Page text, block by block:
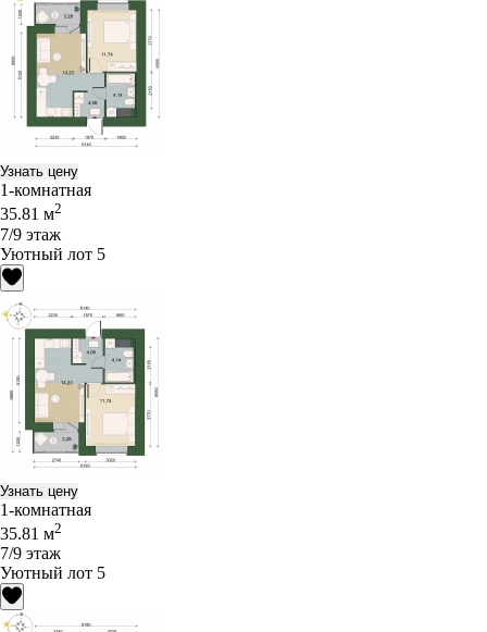
Узнать цену
1-комнатная
35.81 м2
7/9 этаж
Уютный лот 5
Узнать цену
1-комнатная
35.81 м2
7/9 этаж
Уютный лот 5